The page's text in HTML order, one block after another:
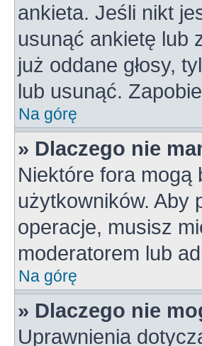
ankieta. Jeśli nikt
usunąć ankietę lub
już oddane głosy,
lub usunąć.
Na górę
» Dlaczego nie
Niektóre fora mogą
użytkowników. Aby
operacje, musisz
moderatorem lub
Na górę
» Dlaczego nie
Uprawnienia